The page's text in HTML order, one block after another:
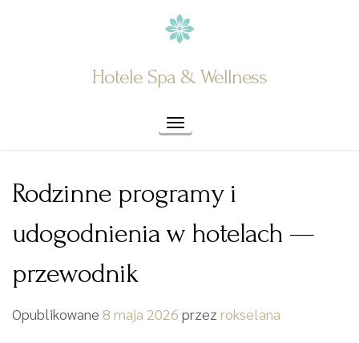
Hotele Spa & Wellness
Toggle navigation
Rodzinne programy i
udogodnienia w hotelach —
przewodnik
Opublikowane 8 maja 2026 przez rokselana